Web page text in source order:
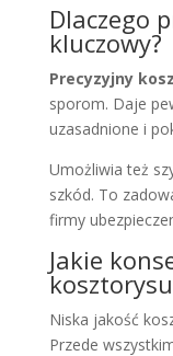
Dlaczego
kluczowy?
Precyzyjny
sporom. Daje
uzasadnione i
Umożliwia też
szkód. To
firmy
Jakie
Niska jakość
Przede